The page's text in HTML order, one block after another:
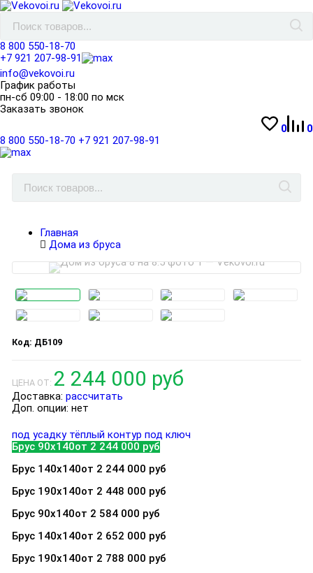
8 800 550-18-70
+7 921 207-98-91
info@vekovoi.ru
График работы
пн-сб 09:00 - 18:00 по мск
Заказать звонок
0
0
8 800 550-18-70 +7 921 207-98-91
Главная
Дома из бруса
ДБ109
ЦЕНА ОТ: 2 244 000 руб
Доставка: рассчитать
Доп. опции: нет
под усадку тёплый контур под ключ
Брус 90х140от 2 244 000 руб
Брус 140х140от 2 244 000 руб
Брус 190х140от 2 448 000 руб
Брус 90х140от 2 584 000 руб
Брус 140х140от 2 652 000 руб
Брус 190х140от 2 788 000 руб